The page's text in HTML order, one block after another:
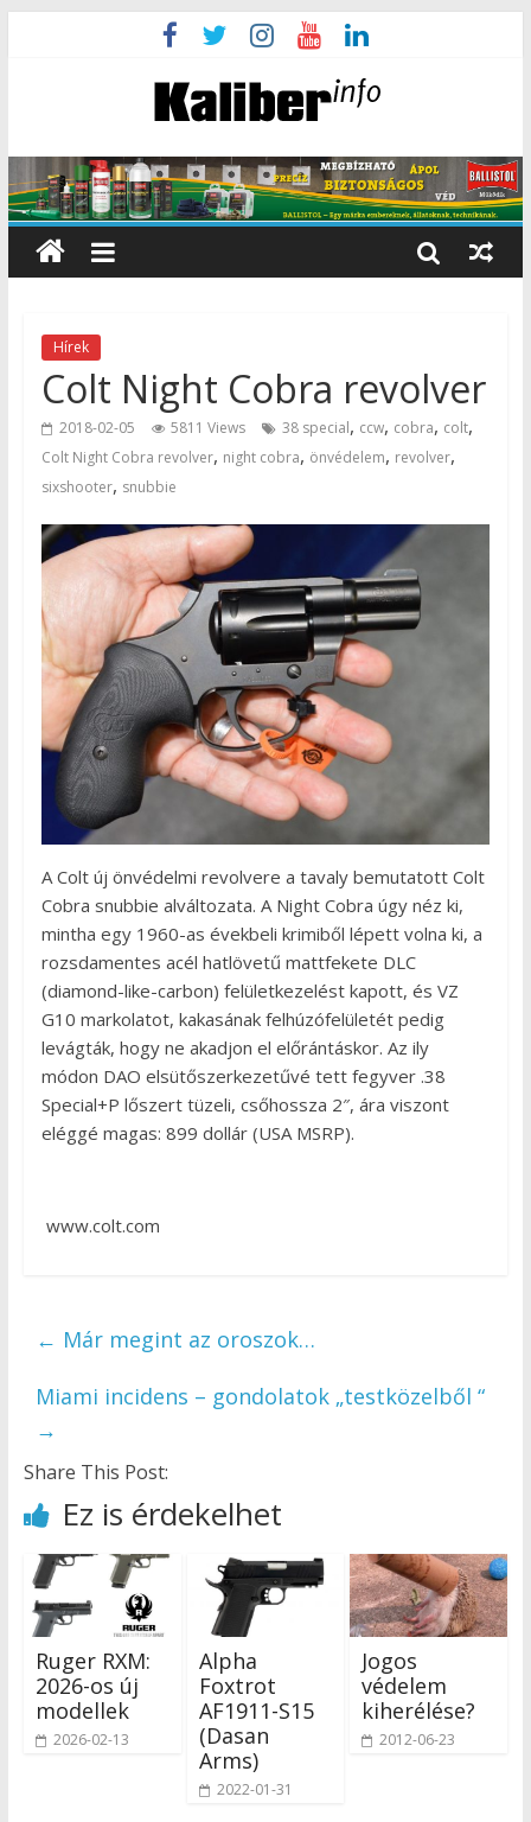
Hírek
Colt Night Cobra revolver
2018-02-05 5811 Views 38 special, ccw, cobra, colt,
Colt Night Cobra revolver, night cobra, önvédelem, revolver,
sixshooter, snubbie
A Colt új önvédelmi revolvere a tavaly bemutatott Colt
Cobra snubbie alváltozata. A Night Cobra úgy néz ki,
mintha egy 1960-as évekbeli krimiből lépett volna ki, a
rozsdamentes acél hatlövetű mattfekete DLC
(diamond-like-carbon) felületkezelést kapott, és VZ
G10 markolatot, kakasának felhúzófelületét pedig
levágták, hogy ne akadjon el előrántáskor. Az ily
módon DAO elsütőszerkezetűvé tett fegyver .38
Special+P lőszert tüzeli, csőhossza 2″, ára viszont
eléggé magas: 899 dollár (USA MSRP).
www.colt.com
← Már megint az oroszok…
Miami incidens – gondolatok „testközelből “
→
Share This Post:
Ez is érdekelhet
Ruger RXM:
2026-os új
modellek
2026-02-13
Alpha
Foxtrot
AF1911-S15
(Dasan
Arms)
2022-01-31
Jogos
védelem
kiherélése?
2012-06-23